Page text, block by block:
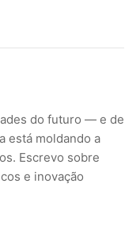
do futuro — e de
está moldando a
Escrevo sobre
e inovação